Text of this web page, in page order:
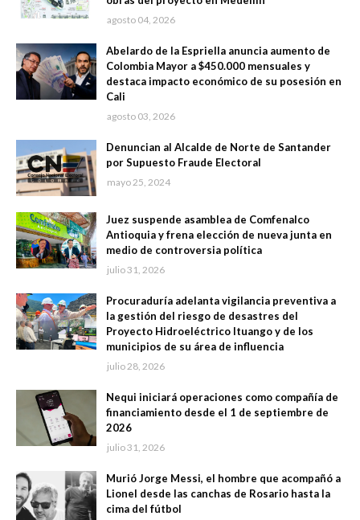
agosto 04, 2026
Abelardo de la Espriella anuncia aumento de
Colombia Mayor a $450.000 mensuales y
destaca impacto económico de su posesión en
Cali
agosto 03, 2026
Denuncian al Alcalde de Norte de Santander
por Supuesto Fraude Electoral
mayo 25, 2024
Juez suspende asamblea de Comfenalco
Antioquia y frena elección de nueva junta en
medio de controversia política
julio 31, 2026
Procuraduría adelanta vigilancia preventiva a
la gestión del riesgo de desastres del
Proyecto Hidroeléctrico Ituango y de los
municipios de su área de influencia
julio 28, 2026
Nequi iniciará operaciones como compañía de
financiamiento desde el 1 de septiembre de
2026
julio 31, 2026
Murió Jorge Messi, el hombre que acompañó a
Lionel desde las canchas de Rosario hasta la
cima del fútbol